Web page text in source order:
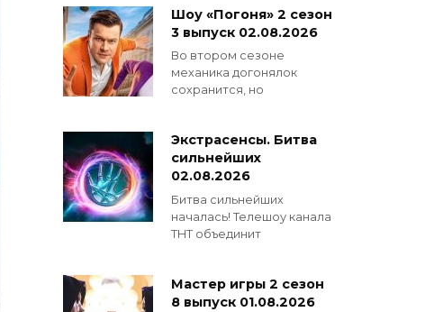
Шоу «Погоня» 2 сезон
3 выпуск 02.08.2026
Во втором сезоне
механика догонялок
сохранится, но
Экстрасенсы. Битва
сильнейших
02.08.2026
Битва сильнейших
началась! Телешоу канала
ТНТ объединит
Мастер игры 2 сезон
8 выпуск 01.08.2026